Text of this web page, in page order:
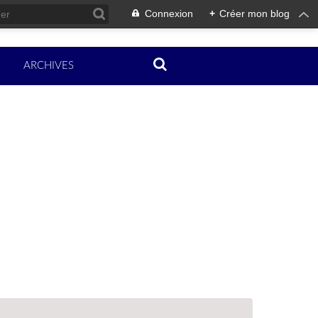
Connexion + Créer mon blog
ARCHIVES